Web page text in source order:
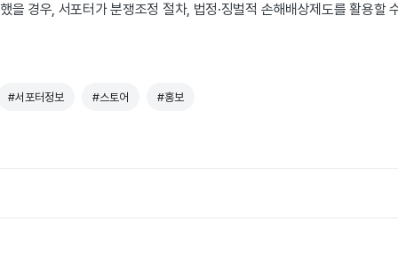
을 경우, 서포터가 분쟁조정 절차, 법정·징벌적 손해배상제도를 활용할
#서포터정보 #스토어 #홍보